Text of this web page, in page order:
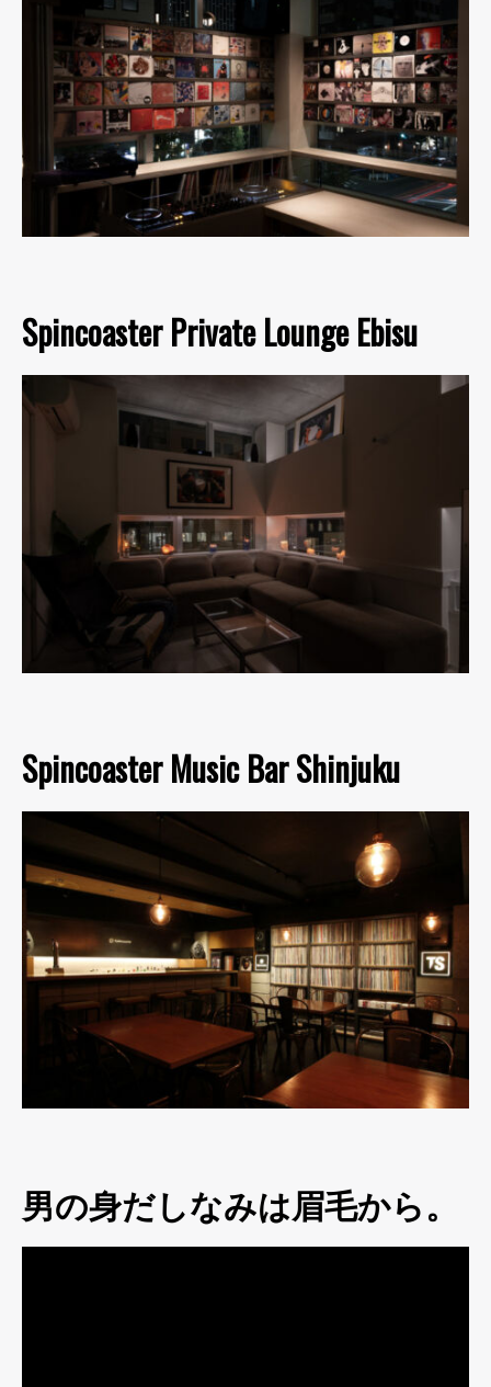
Spincoaster Private Lounge Ebisu
Spincoaster Music Bar Shinjuku
男の身だしなみは眉毛から。